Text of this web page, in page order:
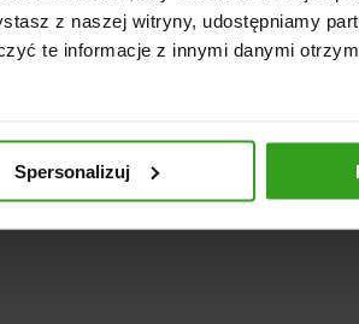
z naszej witryny, udostępniamy
te informacje z innymi danymi
Spersonalizuj
Administratorem danych
jest Sprzedawca Ewelina
celach oraz na podstawach
realizacja umowy, marketing
na temat przetwarzania danych
osobie, której dane dotyczą.
tel.: 727 141 971.